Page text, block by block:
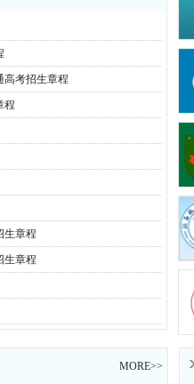
高考招生章程
程
生章程
生章程
MORE>>